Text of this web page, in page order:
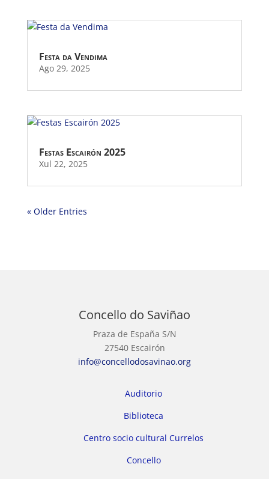
Festa da Vendima
Ago 29, 2025
Festas Escairón 2025
Xul 22, 2025
« Older Entries
Concello do Saviñao
Praza de España S/N
27540 Escairón
info@concellodosavinao.org
Auditorio
Biblioteca
Centro socio cultural Currelos
Concello